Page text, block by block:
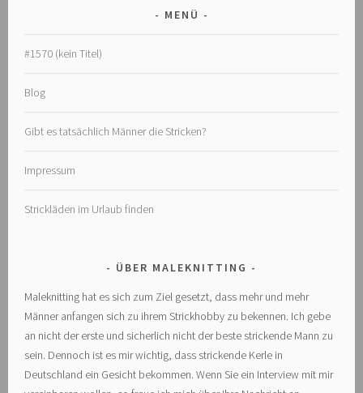
MENÜ
#1570 (kein Titel)
Blog
Gibt es tatsächlich Männer die Stricken?
Impressum
Strickläden im Urlaub finden
ÜBER MALEKNITTING
Maleknitting hat es sich zum Ziel gesetzt, dass mehr und mehr
Männer anfangen sich zu ihrem Strickhobby zu bekennen. Ich gebe
an nicht der erste und sicherlich nicht der beste strickende Mann zu
sein. Dennoch ist es mir wichtig, dass strickende Kerle in
Deutschland ein Gesicht bekommen. Wenn Sie ein Interview mit mir